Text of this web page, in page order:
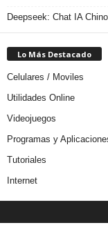
Deepseek: Chat IA
Lo Más Destacado
Celulares / Moviles
Utilidades Online
Videojuegos
Programas y
Tutoriales
Internet